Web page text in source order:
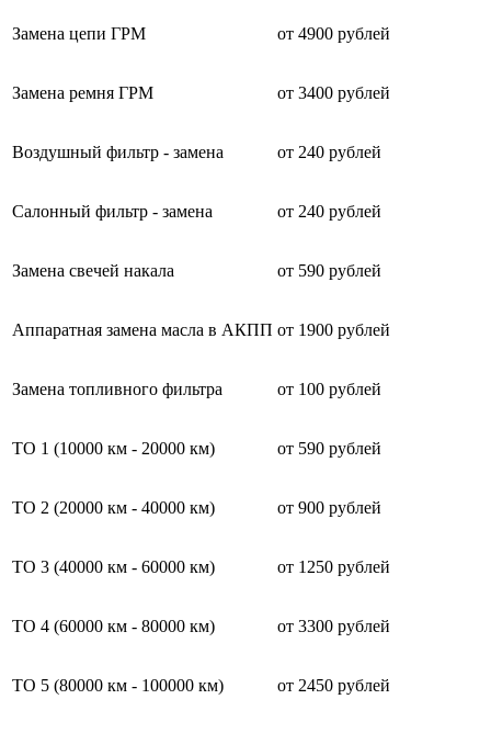
Замена цепи ГРМ от 4900 рублей
Замена ремня ГРМ от 3400 рублей
Воздушный фильтр - замена от 240 рублей
Салонный фильтр - замена от 240 рублей
Замена свечей накала от 590 рублей
Аппаратная замена масла в АКПП от 1900 рублей
Замена топливного фильтра от 100 рублей
ТО 1 (10000 км - 20000 км) от 590 рублей
ТО 2 (20000 км - 40000 км) от 900 рублей
ТО 3 (40000 км - 60000 км) от 1250 рублей
ТО 4 (60000 км - 80000 км) от 3300 рублей
ТО 5 (80000 км - 100000 км) от 2450 рублей